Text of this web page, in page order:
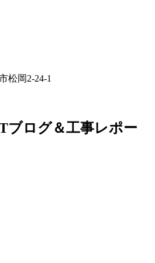
松岡2-24-1
ブログ＆工事レポー